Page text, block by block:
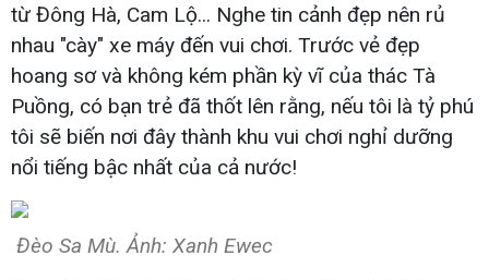
từ Đông Hà, Cam Lộ... Nghe tin cảnh đẹp nên rủ
nhau "cày" xe máy đến vui chơi. Trước vẻ đẹp
hoang sơ và không kém phần kỳ vĩ của thác Tà
Puồng, có bạn trẻ đã thốt lên rằng, nếu tôi là tỷ phú
tôi sẽ biến nơi đây thành khu vui chơi nghỉ dưỡng
nổi tiếng bậc nhất của cả nước!
Đèo Sa Mù. Ảnh: Xanh Ewec